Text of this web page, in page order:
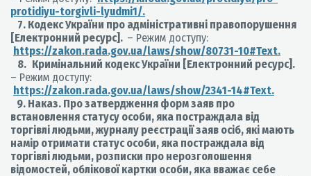
protidiyu-torgivli-lyudmi1/.
7. Кодекс України про адміністративні правопорушення
[Електронний ресурс]. – Режим доступу:
https://zakon.rada.gov.ua/laws/show/80731-10#Text.
8. Кримінальний кодекс України [Електронний ресурс].
– Режим доступу:
https://zakon.rada.gov.ua/laws/show/2341-14#Text.
9. Наказ. Про затвердження форм заяв про
встановлення статусу особи, яка постраждала від
торгівлі людьми, журналу реєстрації заяв осіб, які мають
намір отримати статус особи, яка постраждала від
торгівлі людьми, розписки про нерозголошення
відомостей, облікової картки особи, яка вважає себе